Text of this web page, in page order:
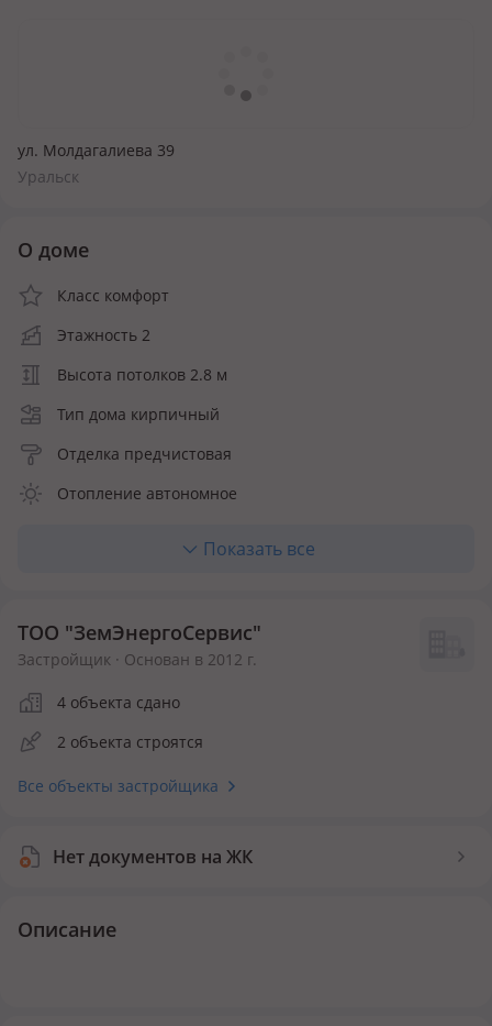
ул. Молдагалиева 39
Уральск
О доме
Класс комфорт
Этажность 2
Высота потолков 2.8 м
Тип дома кирпичный
Отделка предчистовая
Отопление автономное
Инфраструктура внутри ЖК
Детская площадка Спортивная площадка
Безопасность
Видеонаблюдение Пропускная система
Показать все
ТОО "ЗемЭнергоСервис"
Застройщик · Основан в 2012 г.
4 объекта сдано
2 объекта строятся
Все объекты застройщика
Нет документов на ЖК
Описание